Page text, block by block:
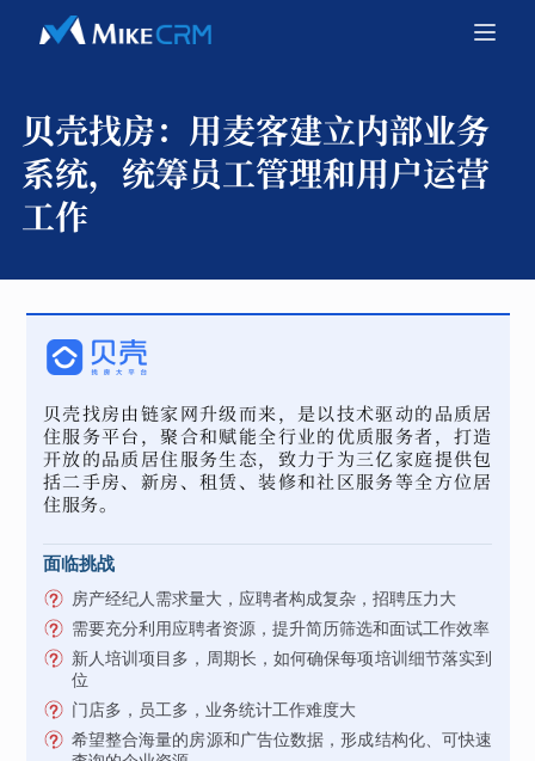
贝壳找房： 用麦客建立内部业务
系统，统筹员工管理和用户运营
工作
贝壳找房由链家网升级而来，是以技术驱动的品质居
住服务平台，聚合和赋能全行业的优质服务者，打造
开放的品质居住服务生态，致力于为三亿家庭提供包
括二手房、新房、租赁、装修和社区服务等全方位居
住服务。
面临挑战
房产经纪人需求量大，应聘者构成复杂，招聘压力大
需要充分利用应聘者资源，提升简历筛选和面试工作效率
新人培训项目多，周期长，如何确保每项培训细节落实到
位
门店多，员工多，业务统计工作难度大
希望整合海量的房源和广告位数据，形成结构化、可快速